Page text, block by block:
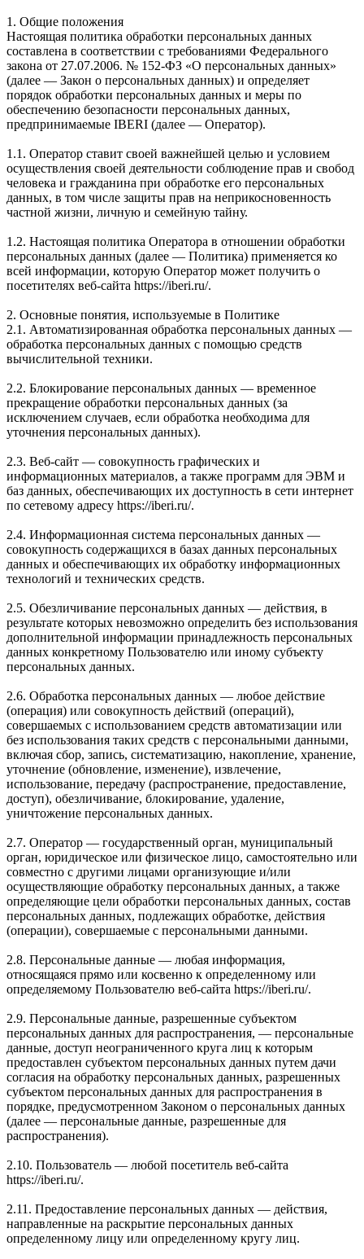
1. Общие положения
Настоящая политика обработки персональных данных
составлена в соответствии с требованиями Федерального
закона от 27.07.2006. № 152-ФЗ «О персональных данных»
(далее — Закон о персональных данных) и определяет
порядок обработки персональных данных и меры по
обеспечению безопасности персональных данных,
предпринимаемые IBERI (далее — Оператор).
1.1. Оператор ставит своей важнейшей целью и условием
осуществления своей деятельности соблюдение прав и свобод
человека и гражданина при обработке его персональных
данных, в том числе защиты прав на неприкосновенность
частной жизни, личную и семейную тайну.
1.2. Настоящая политика Оператора в отношении обработки
персональных данных (далее — Политика) применяется ко
всей информации, которую Оператор может получить о
посетителях веб-сайта https://iberi.ru/.
2. Основные понятия, используемые в Политике
2.1. Автоматизированная обработка персональных данных —
обработка персональных данных с помощью средств
вычислительной техники.
2.2. Блокирование персональных данных — временное
прекращение обработки персональных данных (за
исключением случаев, если обработка необходима для
уточнения персональных данных).
2.3. Веб-сайт — совокупность графических и
информационных материалов, а также программ для ЭВМ и
баз данных, обеспечивающих их доступность в сети интернет
по сетевому адресу https://iberi.ru/.
2.4. Информационная система персональных данных —
совокупность содержащихся в базах данных персональных
данных и обеспечивающих их обработку информационных
технологий и технических средств.
2.5. Обезличивание персональных данных — действия, в
результате которых невозможно определить без использования
дополнительной информации принадлежность персональных
данных конкретному Пользователю или иному субъекту
персональных данных.
2.6. Обработка персональных данных — любое действие
(операция) или совокупность действий (операций),
совершаемых с использованием средств автоматизации или
без использования таких средств с персональными данными,
включая сбор, запись, систематизацию, накопление, хранение,
уточнение (обновление, изменение), извлечение,
использование, передачу (распространение, предоставление,
доступ), обезличивание, блокирование, удаление,
уничтожение персональных данных.
2.7. Оператор — государственный орган, муниципальный
орган, юридическое или физическое лицо, самостоятельно или
совместно с другими лицами организующие и/или
осуществляющие обработку персональных данных, а также
определяющие цели обработки персональных данных, состав
персональных данных, подлежащих обработке, действия
(операции), совершаемые с персональными данными.
2.8. Персональные данные — любая информация,
относящаяся прямо или косвенно к определенному или
определяемому Пользователю веб-сайта https://iberi.ru/.
2.9. Персональные данные, разрешенные субъектом
персональных данных для распространения, — персональные
данные, доступ неограниченного круга лиц к которым
предоставлен субъектом персональных данных путем дачи
согласия на обработку персональных данных, разрешенных
субъектом персональных данных для распространения в
порядке, предусмотренном Законом о персональных данных
(далее — персональные данные, разрешенные для
распространения).
2.10. Пользователь — любой посетитель веб-сайта
https://iberi.ru/.
2.11. Предоставление персональных данных — действия,
направленные на раскрытие персональных данных
определенному лицу или определенному кругу лиц.